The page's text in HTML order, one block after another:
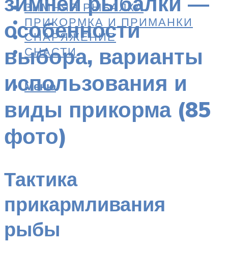
ЗИМНЯЯ РЫБАЛКА
ПРИКОРМКА И ПРИМАНКИ
СНАРЯЖЕНИЕ
СНАСТИ
Меню
особенности
выбора, варианты
использования и
виды прикорма (85
фото)
Тактика
прикармливания
рыбы